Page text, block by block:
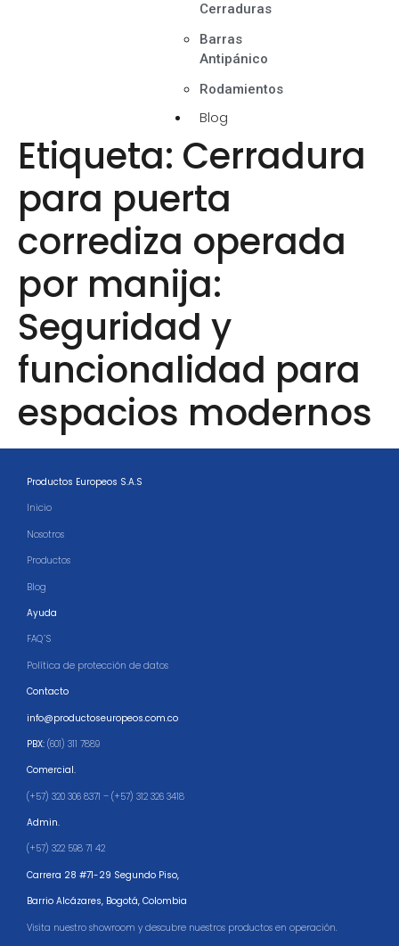
Cerraduras
Barras
Antipánico
Rodamientos
Blog
Etiqueta: Cerradura
para puerta
corrediza operada
por manija:
Seguridad y
funcionalidad para
espacios modernos
Productos Europeos S.A.S
Inicio
Nosotros
Productos
Blog
Ayuda
FAQ´S
Política de protección de datos
Contacto
info@productoseuropeos.com.co
PBX: (601) 311 7889
Comercial.
(+57) 320 306 8371 – (+57) 312 326 3418
Admin.
(+57) 322 598 71 42
Carrera 28 #71-29 Segundo Piso,
Barrio Alcázares, Bogotá, Colombia
Visita nuestro showroom y descubre nuestros productos en operación.